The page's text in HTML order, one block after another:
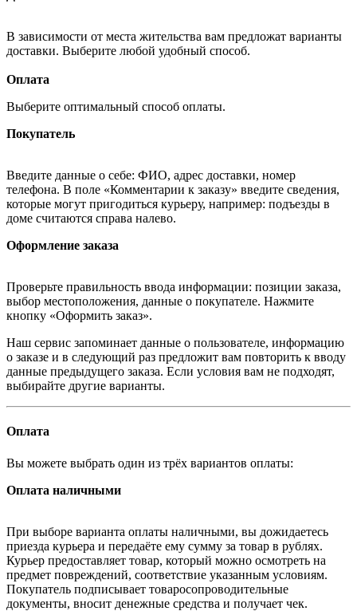
В зависимости от места жительства вам предложат варианты
доставки. Выберите любой удобный способ.
Оплата
Выберите оптимальный способ оплаты.
Покупатель
Введите данные о себе: ФИО, адрес доставки, номер
телефона. В поле «Комментарии к заказу» введите сведения,
которые могут пригодиться курьеру, например: подъезды в
доме считаются справа налево.
Оформление заказа
Проверьте правильность ввода информации: позиции заказа,
выбор местоположения, данные о покупателе. Нажмите
кнопку «Оформить заказ».
Наш сервис запоминает данные о пользователе, информацию
о заказе и в следующий раз предложит вам повторить к вводу
данные предыдущего заказа. Если условия вам не подходят,
выбирайте другие варианты.
Оплата
Вы можете выбрать один из трёх вариантов оплаты:
Оплата наличными
При выборе варианта оплаты наличными, вы дожидаетесь
приезда курьера и передаёте ему сумму за товар в рублях.
Курьер предоставляет товар, который можно осмотреть на
предмет повреждений, соответствие указанным условиям.
Покупатель подписывает товаросопроводительные
документы, вносит денежные средства и получает чек.